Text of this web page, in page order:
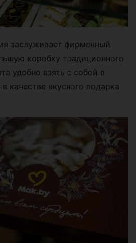
заслуживает фирменный
коробку традиционного
удобно взять с собой в
качестве вкусного подарка